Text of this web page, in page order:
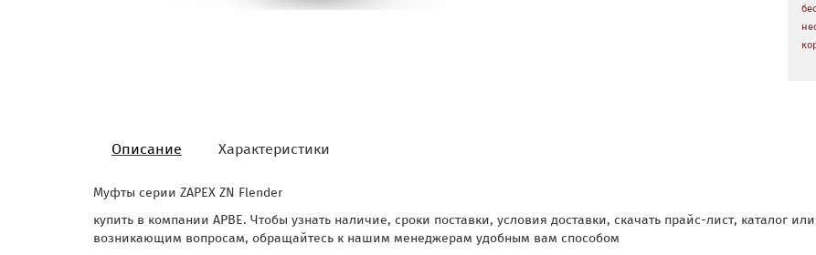
Описание Характеристики
Муфты серии ZAPEX ZN Flender
купить в компании АРВЕ. Чтобы узнать наличие, сроки поставки, условия доставки, скачать прайс-лист, каталог
возникающим вопросам, обращайтесь к нашим менеджерам удобным вам способом